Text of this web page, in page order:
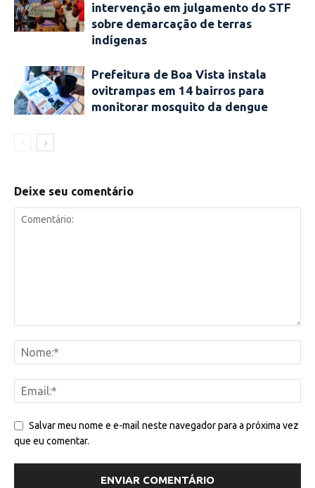
intervenção em julgamento do STF
sobre demarcação de terras
indígenas
Prefeitura de Boa Vista instala
ovitrampas em 14 bairros para
monitorar mosquito da dengue
Deixe seu comentário
Salvar meu nome e e-mail neste navegador para a próxima vez
que eu comentar.